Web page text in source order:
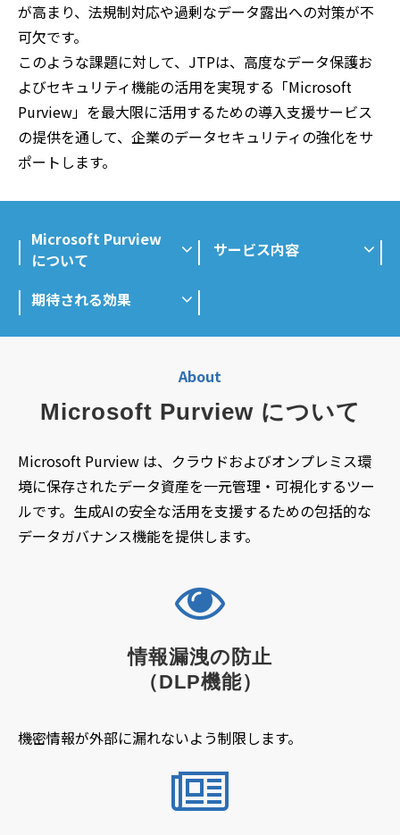
が高まり、法規制対応や過剰なデータ露出への対策が不
可欠です。
このような課題に対して、JTPは、高度なデータ保護お
よびセキュリティ機能の活用を実現する「Microsoft
Purview」を最大限に活用するための導入支援サービス
の提供を通して、企業のデータセキュリティの強化をサ
ポートします。
Microsoft Purview
について
サービス内容
期待される効果
About
Microsoft Purview について
Microsoft Purview は、クラウドおよびオンプレミス環
境に保存されたデータ資産を一元管理・可視化するツー
ルです。生成AIの安全な活用を支援するための包括的な
データガバナンス機能を提供します。
情報漏洩の防止
（DLP機能）
機密情報が外部に漏れないよう制限します。